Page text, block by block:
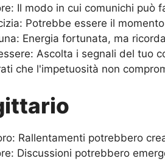
Il modo in cui comunichi può
Potrebbe essere il
Energia fortunata, ma
Ascolta i segnali del tuo
che l'impetuosità non
Rallentamenti potrebbero
Discussioni potrebbero